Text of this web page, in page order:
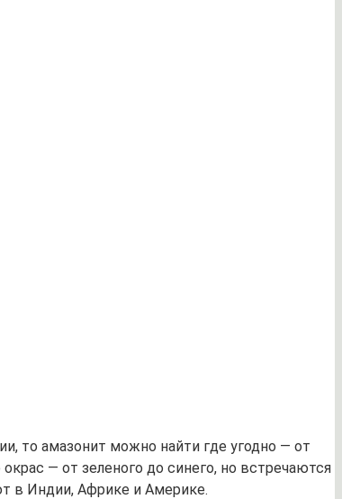
то амазонит можно найти где угодно — от
— от зеленого до синего, но встречаются
в Индии, Африке и Америке.